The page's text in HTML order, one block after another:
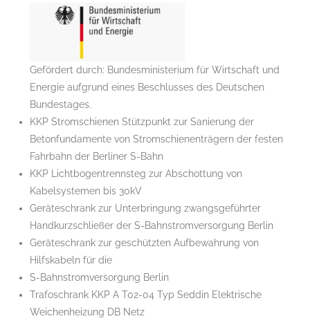
Gefördert durch: Bundesministerium für Wirtschaft und
Energie aufgrund eines Beschlusses des Deutschen
Bundestages.
KKP Stromschienen Stützpunkt zur Sanierung der
Betonfundamente von Stromschienenträgern der festen
Fahrbahn der Berliner S-Bahn
KKP Lichtbogentrennsteg zur Abschottung von
Kabelsystemen bis 30kV
Geräteschrank zur Unterbringung zwangsgeführter
Handkurzschließer der S-Bahnstromversorgung Berlin
Geräteschrank zur geschützten Aufbewahrung von
Hilfskabeln für die
S-Bahnstromversorgung Berlin
Trafoschrank KKP A T02-04 Typ Seddin Elektrische
Weichenheizung DB Netz